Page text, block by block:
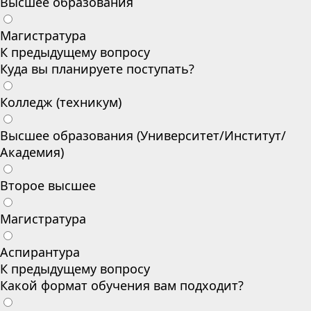
Магистратура
К предыдущему вопросу
Куда вы планируете поступать?
Колледж (техникум)
Высшее образования (Университет/Институт/
Академия)
Второе высшее
Магистратура
Аспирантура
К предыдущему вопросу
Какой формат обучения вам подходит?